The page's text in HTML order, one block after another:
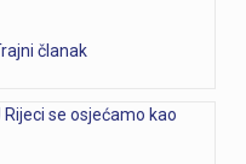
članak